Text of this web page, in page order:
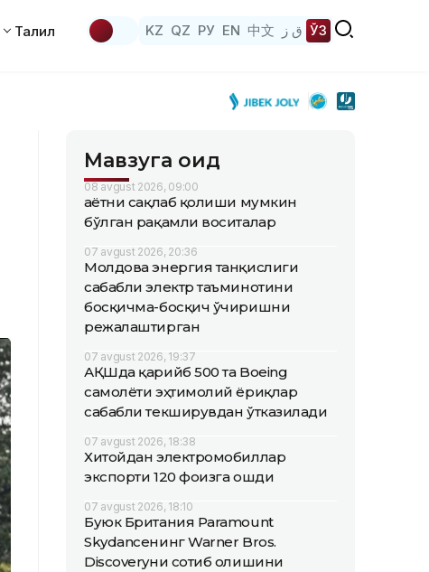
Таҳлил KZ QZ РУ EN 中文 ق ز ЎЗ
Мавзуга оид
08 avgust 2026, 09:00
Ҳаётни сақлаб қолиши мумкин
бўлган рақамли воситалар
07 avgust 2026, 20:36
Молдова энергия танқислиги
сабабли электр таъминотини
босқичма-босқич ўчиришни
режалаштирган
07 avgust 2026, 19:37
АҚШда қарийб 500 та Boeing
самолёти эҳтимолий ёриқлар
сабабли текширувдан ўтказилади
07 avgust 2026, 18:38
Хитойдан электромобиллар
экспорти 120 фоизга ошди
07 avgust 2026, 18:10
Буюк Британия Paramount
Skydanceнинг Warner Bros.
Discoveryни сотиб олишини